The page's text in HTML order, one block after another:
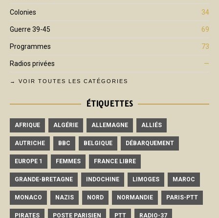
Colonies 34
Guerre 39-45 69
Programmes 73
Radios privées —
→ VOIR TOUTES LES CATÉGORIES
ÉTIQUETTES
AFRIQUE ALGÉRIE ALLEMAGNE ALLIÉS
AUTRICHE BBC BELGIQUE DÉBARQUEMENT
EUROPE 1 FEMMES FRANCE LIBRE
GRANDE-BRETAGNE INDOCHINE LIMOGES MAROC
MONACO NAZIS NORD NORMANDIE PARIS-PTT
PIRATES POSTE PARISIEN PTT RADIO-37